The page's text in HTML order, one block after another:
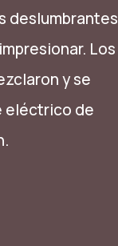
deslumbrantes
Los
y se
eléctrico de